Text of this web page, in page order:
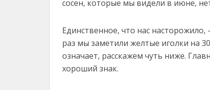
сосен, которые мы видели в июне,
Единственное, что нас
раз мы заметили желтые иголки на
означает, расскажем чуть ниже.
хороший знак.